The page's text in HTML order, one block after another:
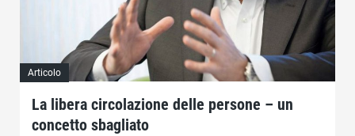
Articolo
La libera circolazione delle persone – un
concetto sbagliato